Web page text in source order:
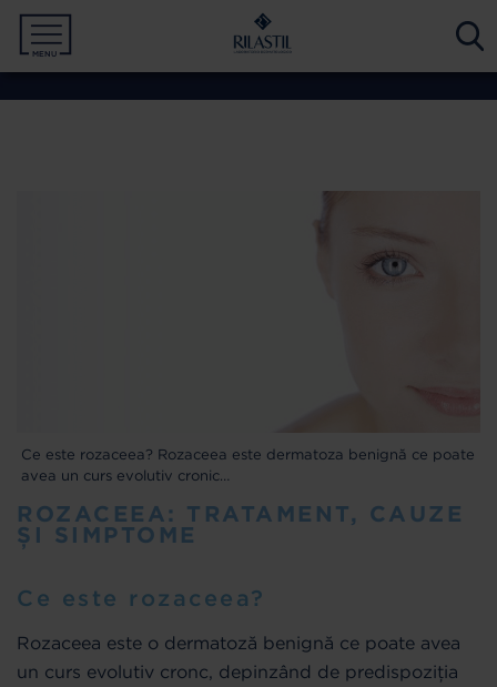
Ce este rozaceea? Rozaceea este dermatoza benignă ce poate
avea un curs evolutiv cronic…
ROZACEEA: TRATAMENT, CAUZE
ȘI SIMPTOME
Ce este rozaceea?
Rozaceea este o dermatoză benignă ce poate avea
un curs evolutiv cronc, depinzând de predispoziția
MENU